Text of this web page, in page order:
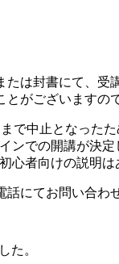
たは封書にて、
がございます
で中止となっ
ンでの開講が決
心者向けの説明は
にてお問い合わ
た。